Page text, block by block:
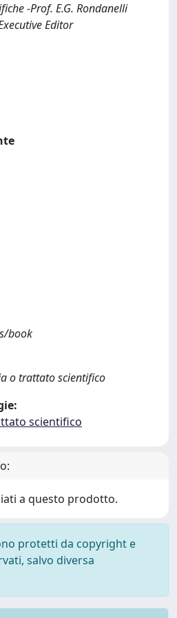
-Prof. E.G. Rondanelli
Editor
book
o trattato scientifico
scientifico
a questo prodotto.
protetti da copyright e
salvo diversa